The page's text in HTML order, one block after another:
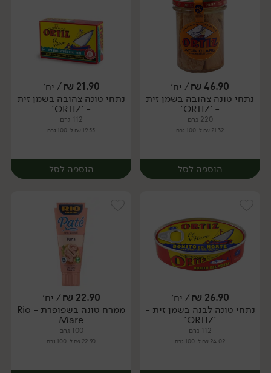
יח׳ יח׳
46.90
₪/ יח׳
נתחי טונה צהובה בשמן זית
- 'ORTIZ'
220 גרם
21.32 ₪ ל-100 גרם
הוספה לסל
יח׳
21.90
₪/ יח׳
נתחי טונה צהובה בשמן זית
- 'ORTIZ'
112 גרם
19.55 ₪ ל-100 גרם
הוספה לסל
יח׳
26.90
₪/ יח׳
נתחי טונה לבנה בשמן זית -
'ORTIZ'
112 גרם
24.02 ₪ ל-100 גרם
22.90
₪/ יח׳
ממרח טונה בשפופרת - Rio
Mare
100 גרם
22.90 ₪ ל-100 גרם